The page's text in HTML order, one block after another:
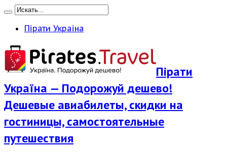
Пірати Україна
Пірати
Україна — Подорожуй дешево!
Дешевые авиабилеты, скидки на
гостиницы, самостоятельные
путешествия